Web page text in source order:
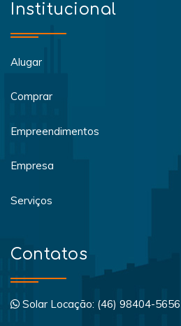
Institucional
Alugar
Comprar
Empreendimentos
Empresa
Serviços
Contatos
Solar Locação: (46) 98404-5656